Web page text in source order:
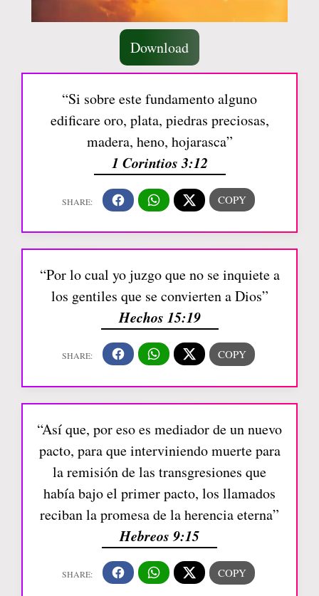
Download
“Si sobre este fundamento alguno
edificare oro, plata, piedras preciosas,
madera, heno, hojarasca”
1 Corintios 3:12
“Por lo cual yo juzgo que no se inquiete a
los gentiles que se convierten a Dios”
Hechos 15:19
“Así que, por eso es mediador de un nuevo
pacto, para que interviniendo muerte para
la remisión de las transgresiones que
había bajo el primer pacto, los llamados
reciban la promesa de la herencia eterna”
Hebreos 9:15